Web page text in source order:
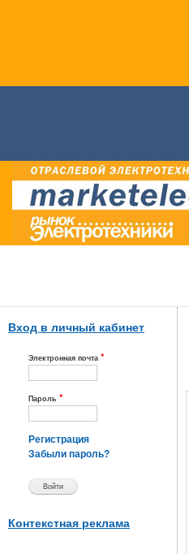
Вход в личный кабинет
Электронная почта *
Пароль *
Регистрация
Забыли пароль?
Контекстная реклама